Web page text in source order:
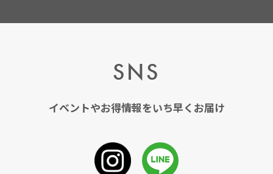
SNS
イベントやお得情報をいち早くお届け